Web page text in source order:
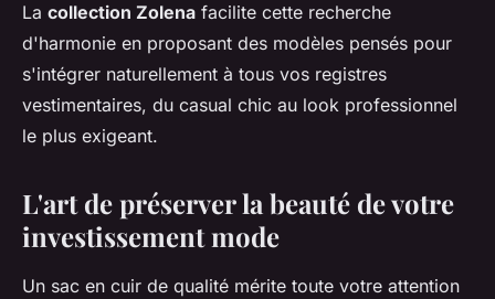
La collection Zolena facilite cette recherche
d'harmonie en proposant des modèles pensés pour
s'intégrer naturellement à tous vos registres
vestimentaires, du casual chic au look professionnel
le plus exigeant.
L'art de préserver la beauté de votre
investissement mode
Un sac en cuir de qualité mérite toute votre attention